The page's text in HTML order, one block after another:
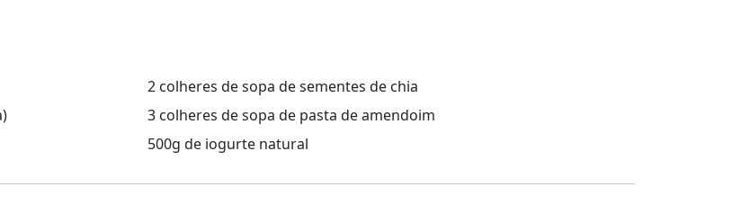
2 colheres de sopa de sementes de chia
3 colheres de sopa de pasta de amendoim
500g de iogurte natural